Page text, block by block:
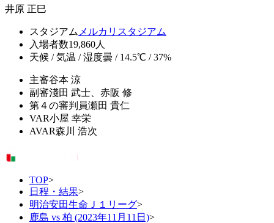
井原 正巳
スタジアム メルカリスタジアム
入場者数19,860人
天候 / 気温 / 湿度曇 / 14.5℃ / 37%
主審谷本 涼
副審淺田 武士、赤阪 修
第４の審判員瀬田 貴仁
VAR小屋 幸栄
AVAR森川 浩次
TOP>
日程・結果>
明治安田生命Ｊ１リーグ>
鹿島 vs 柏 (2023年11月11日)>